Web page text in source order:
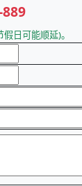
日可能顺延)。